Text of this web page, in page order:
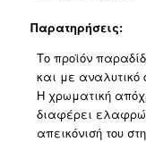
Παρατηρήσεις:
Το προϊόν
και με αναλυτικό
Η χρωματική
διαφέρει
απεικόνισή του